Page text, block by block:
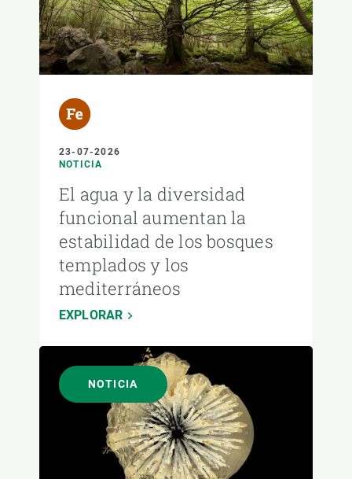
23-07-2026
NOTICIA
El agua y la diversidad
funcional aumentan la
estabilidad de los bosques
templados y los
mediterráneos
EXPLORAR
NOTICIA